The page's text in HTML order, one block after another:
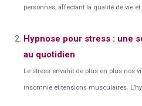
personnes, affectant la qualité de vie
Hypnose pour stress : une
au quotidien
Le stress envahit de plus en plus nos
insomnie et tensions musculaires.